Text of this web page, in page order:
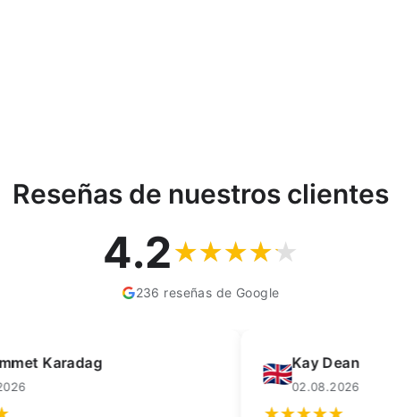
Reseñas de nuestros clientes
4.2
236 reseñas de Google
Kay Dean